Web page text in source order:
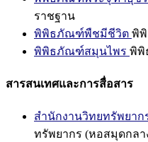
ราชฐาน
พิพิธภัณฑ์พืชมีชีวิต พิ
พิพิธภัณฑ์สมุนไพร พิพิ
สารสนเทศและการสื่อสาร
สำนักงานวิทยทรัพยาก
ทรัพยากร (หอสมุดกลา